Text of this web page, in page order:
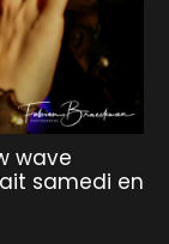
wave
samedi en